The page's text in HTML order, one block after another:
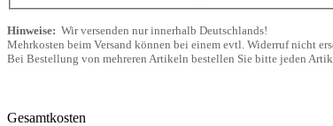
Hinweise: Wir versenden nur innerhalb Deutschlands!
Mehrkosten beim Versand können bei einem evtl. Widerruf nicht
Bei Bestellung von mehreren Artikeln bestellen Sie bitte jeden
Gesamtkosten